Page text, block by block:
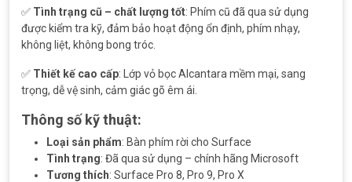
✅ Tình trạng cũ – chất lượng tốt: Phím cũ đã qua sử dụng
được kiểm tra kỹ, đảm bảo hoạt động ổn định, phím nhạy,
không liệt, không bong tróc.
✅ Thiết kế cao cấp: Lớp vỏ bọc Alcantara mềm mại, sang
trọng, dễ vệ sinh, cảm giác gõ êm ái.
Thông số kỹ thuật:
Loại sản phẩm: Bàn phím rời cho Surface
Tình trạng: Đã qua sử dụng – chính hãng Microsoft
Tương thích: Surface Pro 8, Pro 9, Pro X